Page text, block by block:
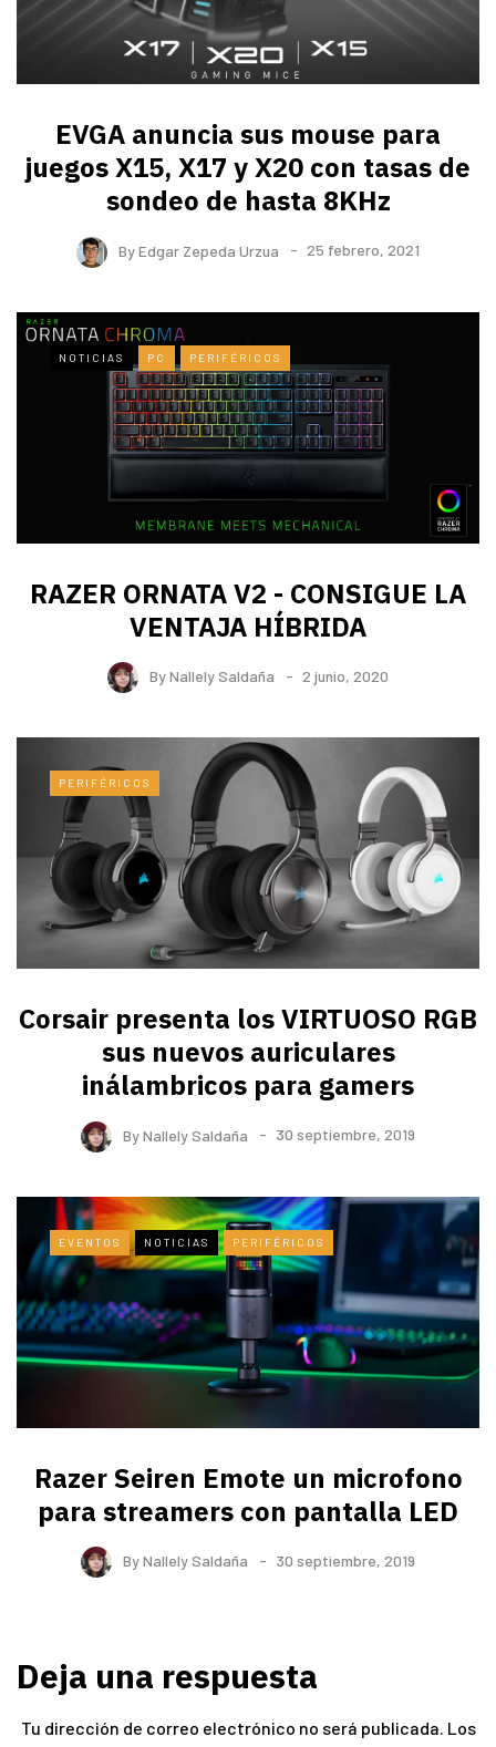
EVGA anuncia sus mouse para
juegos X15, X17 y X20 con tasas de
sondeo de hasta 8KHz
ByEdgar Zepeda Urzua 25 febrero, 2021
NOTICIAS PC PERIFÉRICOS
RAZER ORNATA V2 - CONSIGUE LA
VENTAJA HÍBRIDA
ByNallely Saldaña 2 junio, 2020
PERIFÉRICOS
Corsair presenta los VIRTUOSO RGB
sus nuevos auriculares
inálambricos para gamers
ByNallely Saldaña 30 septiembre, 2019
EVENTOS NOTICIAS PERIFÉRICOS
Razer Seiren Emote un microfono
para streamers con pantalla LED
ByNallely Saldaña 30 septiembre, 2019
Deja una respuesta
Tu dirección de correo electrónico no será publicada. Los